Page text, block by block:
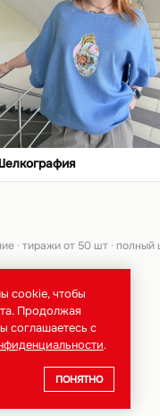
· тиражи от 50 шт · полный
cookie, чтобы
Продолжая
соглашаетесь с
.
ПОНЯТНО